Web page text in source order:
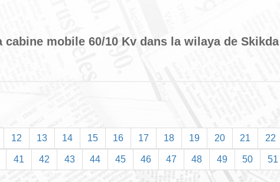
cabine mobile 60/10 Kv dans la wilaya de Skikda
12 13 14 15 16 17 18 19 20 21 22
41 42 43 44 45 46 47 48 49 50 51